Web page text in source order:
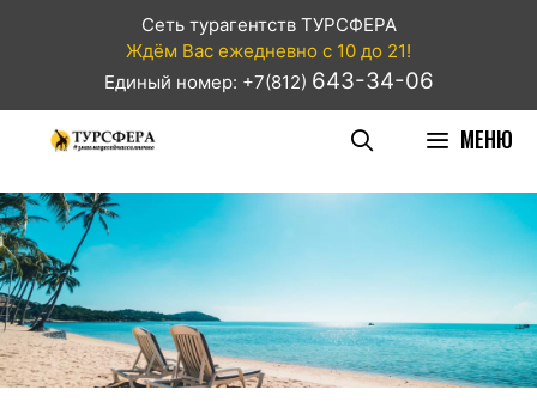
Сеть турагентств ТУРСФЕРА
Ждём Вас ежедневно с 10 до 21!
Единый номер: +7(812) 643-34-06
МЕНЮ